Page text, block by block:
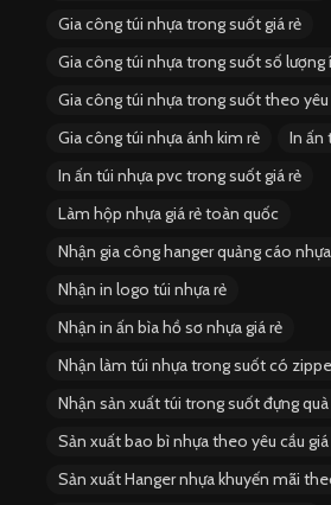
Gia công túi nhựa trong suốt giá rẻ
Gia công túi nhựa trong suốt số lượng
Gia công túi nhựa trong suốt theo yêu
Gia công túi nhựa ánh kim rẻ
In ấn
In ấn túi nhựa pvc trong suốt giá rẻ
Làm hộp nhựa giá rẻ toàn quốc
Nhận gia công hanger quảng cáo
Nhận in logo túi nhựa rẻ
Nhận in ấn bìa hồ sơ nhựa giá rẻ
Nhận làm túi nhựa trong suốt có
Nhận sản xuất túi trong suốt đựng
Sản xuất bao bì nhựa theo yêu cầu giá
Sản xuất Hanger nhựa khuyến mãi